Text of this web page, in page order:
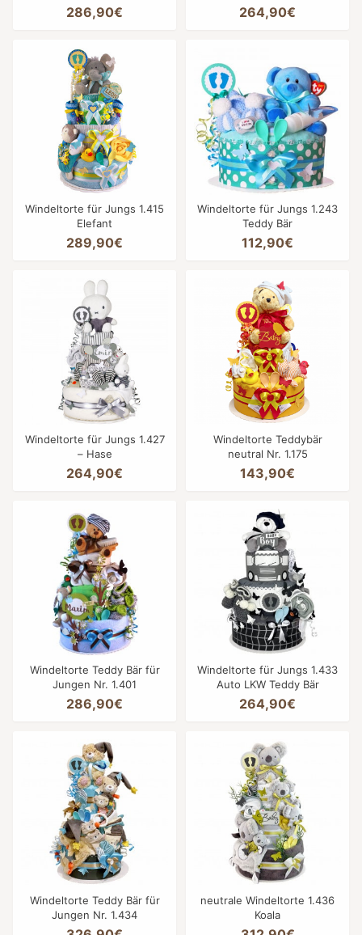
286,90€ 264,90€
Windeltorte für Jungs 1.415
Elefant
289,90€
Windeltorte für Jungs 1.243
Teddy Bär
112,90€
Windeltorte für Jungs 1.427
– Hase
264,90€
Windeltorte Teddybär
neutral Nr. 1.175
143,90€
Windeltorte Teddy Bär für
Jungen Nr. 1.401
286,90€
Windeltorte für Jungs 1.433
Auto LKW Teddy Bär
264,90€
Windeltorte Teddy Bär für
Jungen Nr. 1.434
neutrale Windeltorte 1.436
Koala